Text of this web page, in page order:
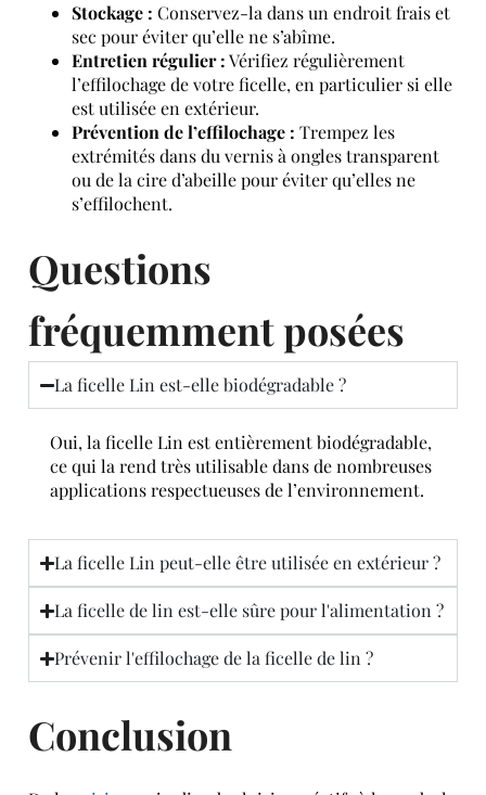
Stockage : Conservez-la dans un endroit frais et
sec pour éviter qu’elle ne s’abîme.
Entretien régulier :Vérifiez régulièrement
l’effilochage de votre ficelle, en particulier si elle
est utilisée en extérieur.
Prévention de l’effilochage : Trempez les
extrémités dans du vernis à ongles transparent
ou de la cire d’abeille pour éviter qu’elles ne
s’effilochent.
Questions
fréquemment posées
La ficelle Lin est-elle biodégradable ?
Oui, la ficelle Lin est entièrement biodégradable,
ce qui la rend très utilisable dans de nombreuses
applications respectueuses de l’environnement.
La ficelle Lin peut-elle être utilisée en extérieur ?
La ficelle de lin est-elle sûre pour l'alimentation ?
Prévenir l'effilochage de la ficelle de lin ?
Conclusion